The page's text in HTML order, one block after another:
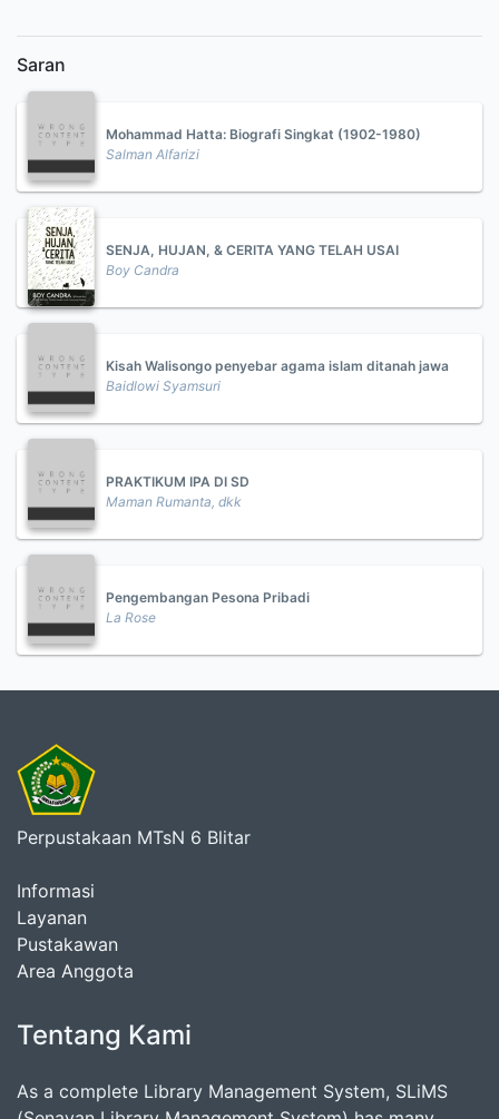
Saran
Mohammad Hatta: Biografi Singkat (1902-1980)
Salman Alfarizi
SENJA, HUJAN, & CERITA YANG TELAH USAI
Boy Candra
Kisah Walisongo penyebar agama islam ditanah jawa
Baidlowi Syamsuri
PRAKTIKUM IPA DI SD
Maman Rumanta, dkk
Pengembangan Pesona Pribadi
La Rose
Perpustakaan MTsN 6 Blitar
Informasi
Layanan
Pustakawan
Area Anggota
Tentang Kami
As a complete Library Management System, SLiMS